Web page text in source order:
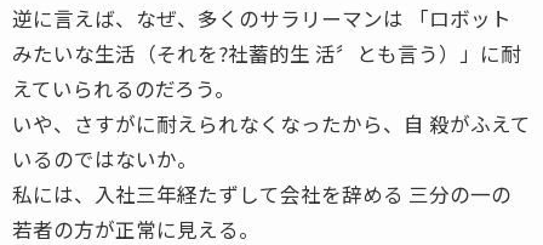
逆に言えば、なぜ、多くのサラリーマンは 「ロボット
みたいな生活（それを?社蓄的生 活〞とも言う）」に耐
えていられるのだろう。
いや、さすがに耐えられなくなったから、自 殺がふえて
いるのではないか。
私には、入社三年経たずして会社を辞める 三分の一の
若者の方が正常に見える。